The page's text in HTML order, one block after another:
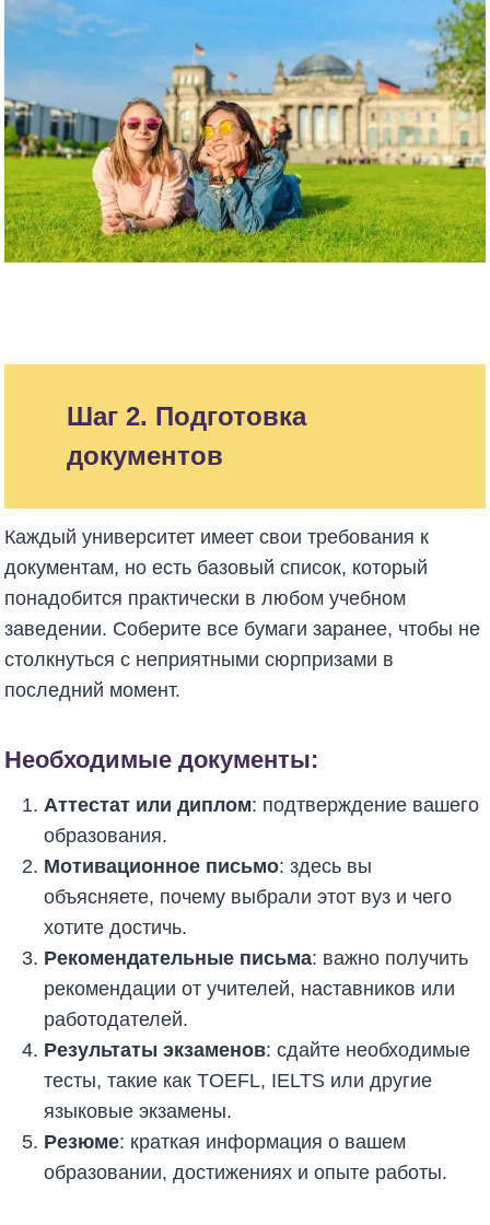
Шаг 2. Подготовка
документов
Каждый университет имеет свои требования к
документам, но есть базовый список, который
понадобится практически в любом учебном
заведении. Соберите все бумаги заранее, чтобы не
столкнуться с неприятными сюрпризами в
последний момент.
Необходимые документы:
Аттестат или диплом: подтверждение вашего
образования.
Мотивационное письмо: здесь вы
объясняете, почему выбрали этот вуз и чего
хотите достичь.
Рекомендательные письма: важно получить
рекомендации от учителей, наставников или
работодателей.
Результаты экзаменов: сдайте необходимые
тесты, такие как TOEFL, IELTS или другие
языковые экзамены.
Резюме: краткая информация о вашем
образовании, достижениях и опыте работы.